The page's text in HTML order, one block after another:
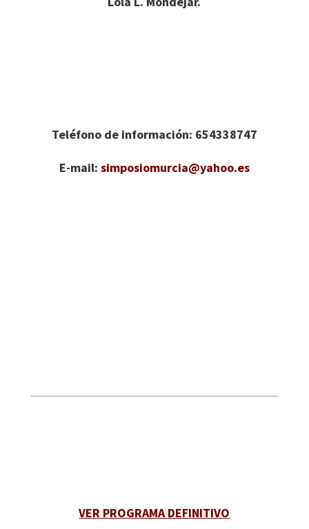
Teléfono de información: 654338747
E-mail: simposiomurcia@yahoo.es
VER PROGRAMA DEFINITIVO